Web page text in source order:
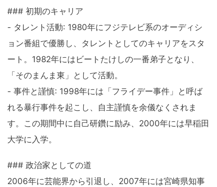
### 初期のキャリア
- タレント活動: 1980年にフジテレビ系のオーディシ
ョン番組で優勝し、タレントとしてのキャリアをスタ
ート。1982年にはビートたけしの一番弟子となり、
「そのまんま東」として活動。
- 事件と謹慎: 1998年には「フライデー事件」と呼ば
れる暴行事件を起こし、自主謹慎を余儀なくされま
す。この期間中に自己研鑽に励み、2000年には早稲田
大学に入学。
### 政治家としての道
2006年に芸能界から引退し、2007年には宮崎県知事